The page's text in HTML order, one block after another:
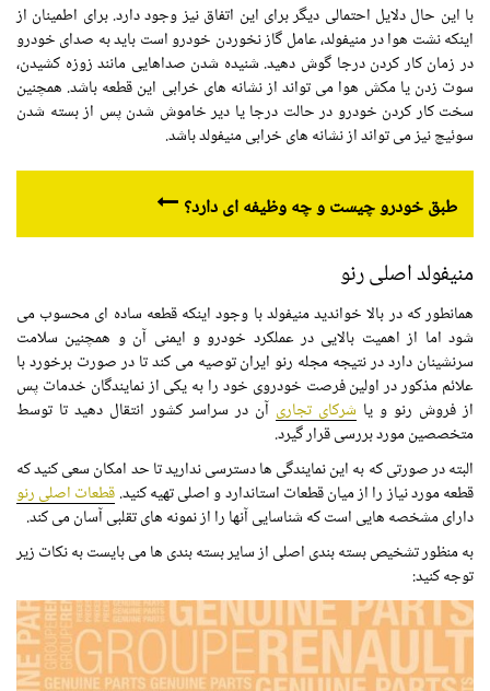
با این حال دلایل احتمالی دیگر برای این اتفاق نیز وجود دارد. برای اطمینان از
اینکه نشت هوا در منیفولد، عامل گاز نخوردن خودرو است باید به صدای خودرو
در زمان کار کردن درجا گوش دهید. شنیده شدن صداهایی مانند زوزه کشیدن،
سوت زدن یا مکش هوا می تواند از نشانه های خرابی این قطعه باشد. همچنین
سخت کار کردن خودرو در حالت درجا یا دیر خاموش شدن پس از بسته شدن
سوئیچ نیز می تواند از نشانه های خرابی منیفولد باشد.
طبق خودرو چیست و چه وظیفه ای دارد؟
منیفولد اصلی رنو
همانطور که در بالا خواندید منیفولد با وجود اینکه قطعه ساده ای محسوب می
شود اما از اهمیت بالایی در عملکرد خودرو و ایمنی آن و همچنین سلامت
سرنشینان دارد در نتیجه مجله رنو ایران توصیه می کند تا در صورت برخورد با
علائم مذکور در اولین فرصت خودروی خود را به یکی از نمایندگان خدمات پس
از فروش رنو و یا شرکای تجاری آن در سراسر کشور انتقال دهید تا توسط
متخصصین مورد بررسی قرار گیرد.
البته در صورتی که به این نمایندگی ها دسترسی ندارید تا حد امکان سعی کنید که
قطعه مورد نیاز را از میان قطعات استاندارد و اصلی تهیه کنید.قطعات اصلی رنو
دارای مشخصه هایی است که شناسایی آنها را از نمونه های تقلبی آسان می کند.
به منظور تشخیص بسته بندی اصلی از سایر بسته بندی ها می بایست به نکات زیر
توجه کنید: